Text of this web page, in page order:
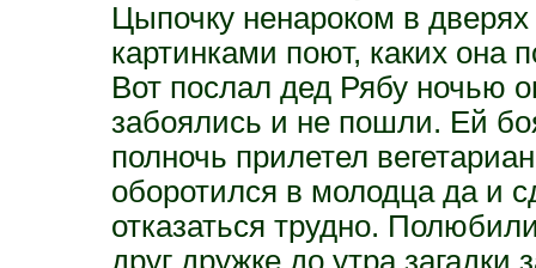
Цыпочку ненароком в
картинками поют, каких она
Вот послал дед Рябу ночью
забоялись и не пошли. Ей
полночь прилетел
оборотился в молодца да и
отказаться трудно.
друг дружке до утра загадки